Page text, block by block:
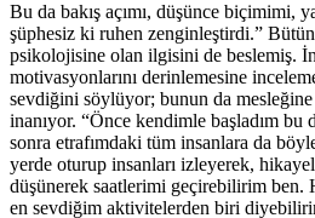
Bu da bakış açımı, düşünce biçimimi,
şüphesiz ki ruhen zenginleştirdi.”
psikolojisine olan ilgisini de beslemiş.
motivasyonlarını derinlemesine
sevdiğini söylüyor; bunun da mesleğine
inanıyor. “Önce kendimle başladım bu
sonra etrafımdaki tüm insanlara da
yerde oturup insanları izleyerek,
düşünerek saatlerimi geçirebilirim ben.
en sevdiğim aktivitelerden biri